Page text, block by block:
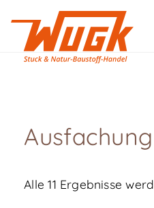
Ausfachung
Alle 11 Ergebnisse